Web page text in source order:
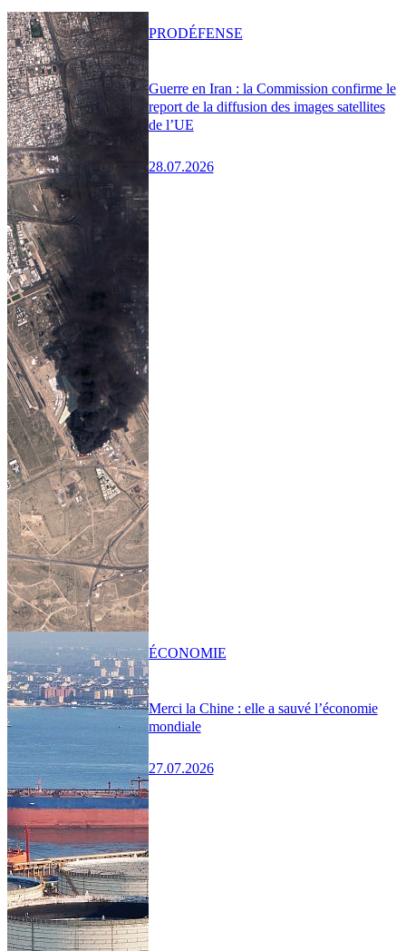
Guerre en Iran : la Commission confirme le
report de la diffusion des images satellites
de l’UE
28.07.2026
PRODÉFENSE
Merci la Chine : elle a sauvé l’économie
mondiale
27.07.2026
ÉCONOMIE